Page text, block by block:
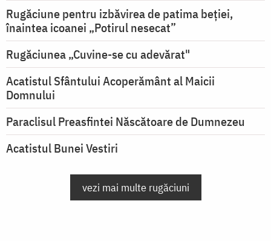
Rugăciune pentru izbăvirea de patima beției,
înaintea icoanei „Potirul nesecat”
Rugăciunea „Cuvine-se cu adevărat"
Acatistul Sfântului Acoperământ al Maicii
Domnului
Paraclisul Preasfintei Născătoare de Dumnezeu
Acatistul Bunei Vestiri
vezi mai multe rugăciuni